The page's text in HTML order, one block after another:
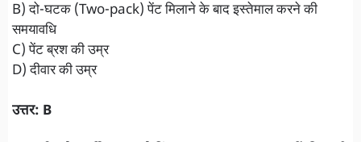
B) दो-घटक (Two-pack) पेंट मिलाने के बाद इस्तेमाल करने की
समयावधि
C) पेंट ब्रश की उम्र
D) दीवार की उम्र
उत्तर: B